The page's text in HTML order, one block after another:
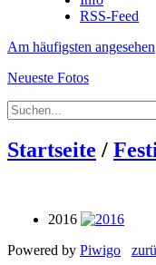
RSS-Feed
Am häufigsten angesehen
Neueste Fotos
Startseite /
2016
Powered by Piwigo